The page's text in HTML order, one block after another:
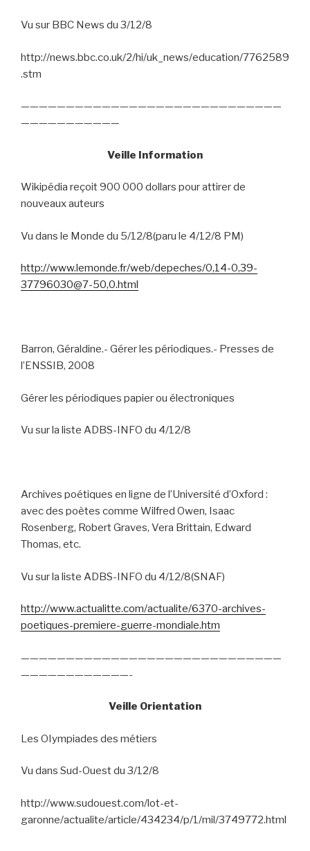
Vu sur BBC News du 3/12/8
http://news.bbc.co.uk/2/hi/uk_news/education/7762589
.stm
—————————————————————————————
———————————
Veille Information
Wikipédia reçoit 900 000 dollars pour attirer de
nouveaux auteurs
Vu dans le Monde du 5/12/8(paru le 4/12/8 PM)
http://www.lemonde.fr/web/depeches/0,14-0,39-
37796030@7-50,0.html
Barron, Géraldine.- Gérer les périodiques.- Presses de
l’ENSSIB, 2008
Gérer les périodiques papier ou électroniques
Vu sur la liste ADBS-INFO du 4/12/8
Archives poétiques en ligne de l’Université d’Oxford :
avec des poètes comme Wilfred Owen, Isaac
Rosenberg, Robert Graves, Vera Brittain, Edward
Thomas, etc.
Vu sur la liste ADBS-INFO du 4/12/8(SNAF)
http://www.actualitte.com/actualite/6370-archives-
poetiques-premiere-guerre-mondiale.htm
—————————————————————————————
————————————-
Veille Orientation
Les OIympiades des métiers
Vu dans Sud-Ouest du 3/12/8
http://www.sudouest.com/lot-et-
garonne/actualite/article/434234/p/1/mil/3749772.html